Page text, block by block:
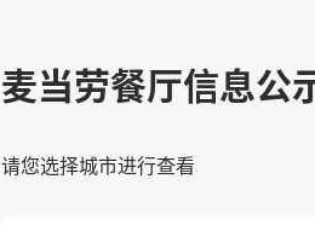
麦当劳餐厅信息公
请您选择城市进行查看